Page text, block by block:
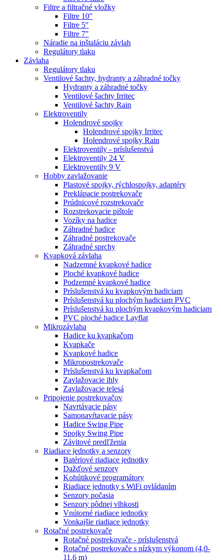
Filtre a filtračné vložky
Filtre 10"
Filtre 5"
Filtre 7"
Náradie na inštaláciu závlah
Regulátory tlaku
Závlaha
Regulátory tlaku
Ventilové šachty, hydranty a záhradné točky
Hydranty a záhradné točky
Ventilové šachty Irritec
Ventilové šachty Rain
Elektroventily
Holendrové spojky
Holendrové spojky Irritec
Holendrové spojky Rain
Elektroventily - príslušenstvá
Elektroventily 24 V
Elektroventily 9 V
Hobby zavlažovanie
Plastové spojky, rýchlospojky, adaptéry
Preklápacie postrekovače
Prúdnicové rozstrekovače
Rozstrekovacie pištole
Vozíky na hadice
Záhradné hadice
Záhradné postrekovače
Záhradné sprchy
Kvapková závlaha
Nadzemné kvapkové hadice
Ploché kvapkové hadice
Podzemné kvapkové hadice
Príslušenstvá ku kvapkovým hadiciam
Príslušenstvá ku plochým hadiciam PVC
Príslušenstvá ku plochým kvapkovým hadiciam
PVC ploché hadice Layflat
Mikrozávlaha
Hadice ku kvapkačom
Kvapkače
Kvapkové hadice
Mikropostrekovače
Príslušenstvá ku kvapkačom
Zavlažovacie ihly
Zavlažovacie telesá
Pripojenie postrekovačov
Navrtávacie pásy
Samonavŕtavacie pásy
Hadice Swing Pipe
Spojky Swing Pipe
Závitové predľženia
Riadiace jednotky a senzory
Batériové riadiace jednotky
Dažďové senzory
Kohútikové programátory
Riadiace jednotky s WiFi ovládaním
Senzory počasia
Senzory pôdnej vlhkosti
Vnútorné riadiace jednotky
Vonkajšie riadiace jednotky
Rotačné postrekovače
Rotačné postrekovače - príslušenstvá
Rotačné postrekovače s nízkym výkonom (4,0-
11,6 m)